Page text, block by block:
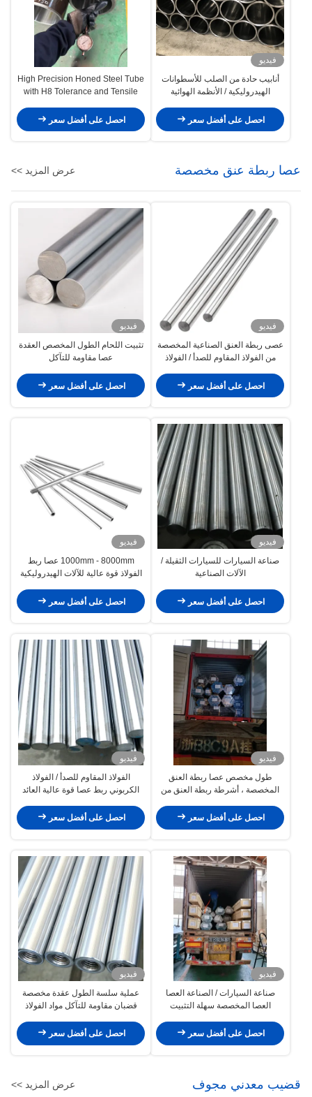
فيديو
أنابيب حادة من الصلب للأسطوانات
الهيدروليكية / الأنظمة الهوائية
احصل على أفضل سعر
High Precision Honed Steel Tube
with H8 Tolerance and Tensile
احصل على أفضل سعر
عصا ربطة عنق مخصصة عرض المزيد >>
فيديو
عصى ربطة العنق الصناعية المخصصة
من الفولاذ المقاوم للصدأ / الفولاذ
احصل على أفضل سعر
فيديو
تثبيت اللحام الطول المخصص العقدة
عصا مقاومة للتآكل
احصل على أفضل سعر
فيديو
صناعة السيارات للسيارات الثقيلة /
الآلات الصناعية
احصل على أفضل سعر
فيديو
1000mm - 8000mm عصا ربط
الفولاذ قوة عالية للآلات الهيدروليكية
احصل على أفضل سعر
فيديو
طول مخصص عصا ربطة العنق
المخصصة ، أشرطة ربطة العنق من
متوفرة
احصل على أفضل سعر
فيديو
الفولاذ المقاوم للصدأ / الفولاذ
الكربوني ربط عصا قوة عالية العائد
احصل على أفضل سعر
فيديو
صناعة السيارات / الصناعة العصا
العصا المخصصة سهلة التثبيت
احصل على أفضل سعر
فيديو
عملية سلسة الطول عقدة مخصصة
قضبان مقاومة للتآكل مواد الفولاذ
احصل على أفضل سعر
قضيب معدني مجوف عرض المزيد >>